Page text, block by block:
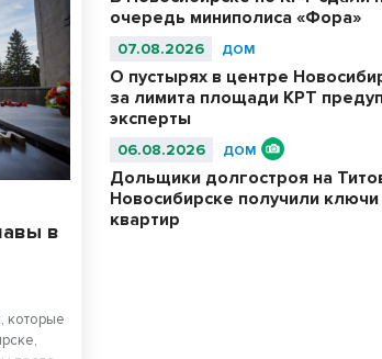
в
которые
очередь миниполиса «Фора»
07.08.2026 ДОМ
О пустырях в центре
за лимита площади КРТ
эксперты
06.08.2026 ДОМ
Дольщики долгостроя на
Новосибирске получили ключи
квартир